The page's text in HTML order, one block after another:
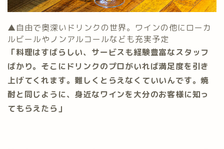
▲自由で奥深いドリンクの世界。ワインの他にローカ
ルビールやノンアルコールなども充実予定
「料理はすばらしい、サービスも経験豊富なスタッフ
ばかり。そこにドリンクのプロがいれば満足度を引き
上げてくれます。難しくとらえなくていいんです。焼
酎と同じように、身近なワインを大分のお客様に知っ
てもらえたら」